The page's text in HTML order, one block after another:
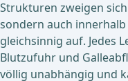
Strukturen zweigen
sondern auch
gleichsinnig auf. Jedes
Blutzufuhr und
völlig unabhängig und